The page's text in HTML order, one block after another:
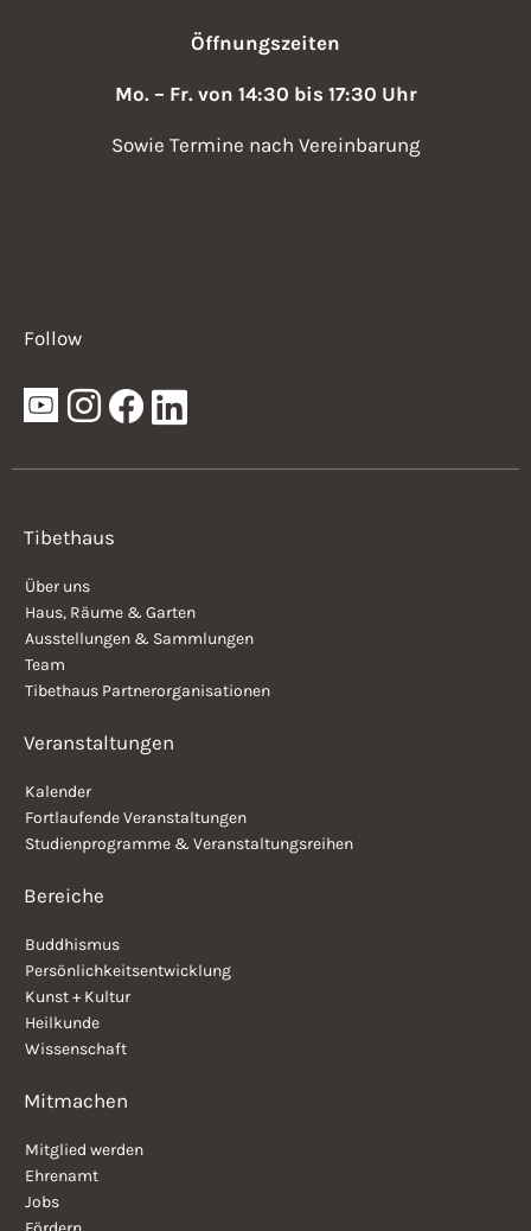
Öffnungszeiten
Mo. – Fr. von 14:30 bis 17:30 Uhr
Sowie Termine nach Vereinbarung
Follow
Tibethaus
Über uns
Haus, Räume & Garten
Ausstellungen & Sammlungen
Team
Tibethaus Partnerorganisationen
Veranstaltungen
Kalender
Fortlaufende Veranstaltungen
Studienprogramme & Veranstaltungsreihen
Bereiche
Buddhismus
Persönlichkeitsentwicklung
Kunst + Kultur
Heilkunde
Wissenschaft
Mitmachen
Mitglied werden
Ehrenamt
Jobs